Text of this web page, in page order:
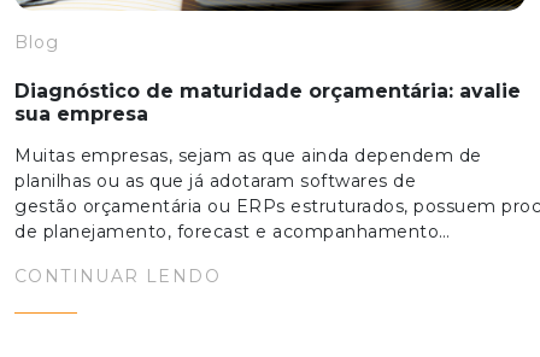
Blog
Diagnóstico de maturidade orçamentária: avalie
sua empresa
Muitas empresas, sejam as que ainda dependem de
planilhas ou as que já adotaram softwares de
gestão orçamentária ou ERPs estruturados, possuem
de planejamento, forecast e acompanhamento…
CONTINUAR LENDO